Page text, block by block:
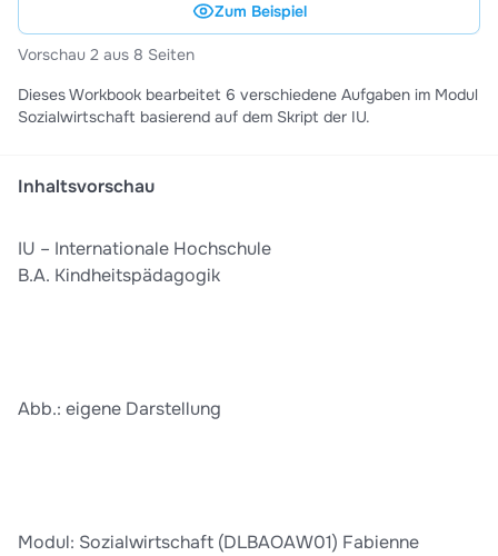
Zum Beispiel
Vorschau 2 aus 8 Seiten
Dieses Workbook bearbeitet 6 verschiedene Aufgaben im Modul
Sozialwirtschaft basierend auf dem Skript der IU.
Inhaltsvorschau
IU – Internationale Hochschule
B.A. Kindheitspädagogik
Abb.: eigene Darstellung
Modul: Sozialwirtschaft (DLBAOAW01) Fabienne